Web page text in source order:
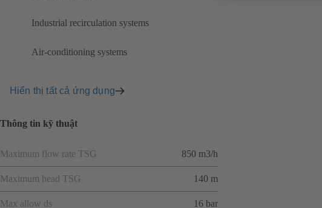
Industrial recirculation systems
Air-conditioning systems
Hiển thị tất cả ứng dụng
Thông tin kỹ thuật
Maximum flow rate TSG 850 m3/h
Maximum head TSG 140 m
Max allow ds
16 bar